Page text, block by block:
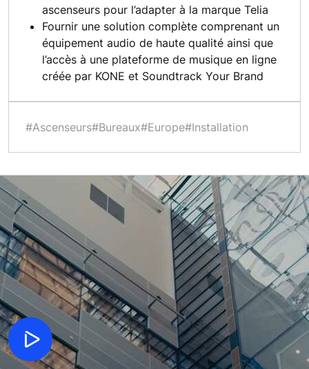
ascenseurs pour l’adapter à la marque Telia
Fournir une solution complète comprenant un
équipement audio de haute qualité ainsi que
l’accès à une plateforme de musique en ligne
créée par KONE et Soundtrack Your Brand
#Ascenseurs#Bureaux#Europe#Installation